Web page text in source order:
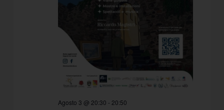
Agosto 3 @ 20:30 - 20:50